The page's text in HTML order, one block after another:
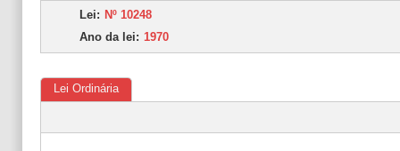
Lei: Nº 10248
Ano da lei: 1970
Lei Ordinária